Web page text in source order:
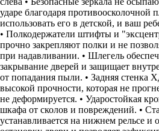
ударе благодаря противоосколочной
использовать его в детской, и ваш
• Полкодержатели штифты и
прочно закрепляют полки и не
при надавливании. • Шлегель
закрывание дверей и защищает
от попадания пыли. • Задняя стенка
высокой прочности, которая не
не деформируется. • Ударостойкая
шкафа от сколов и повреждений. •
устанавливается на нижнем рельсе и